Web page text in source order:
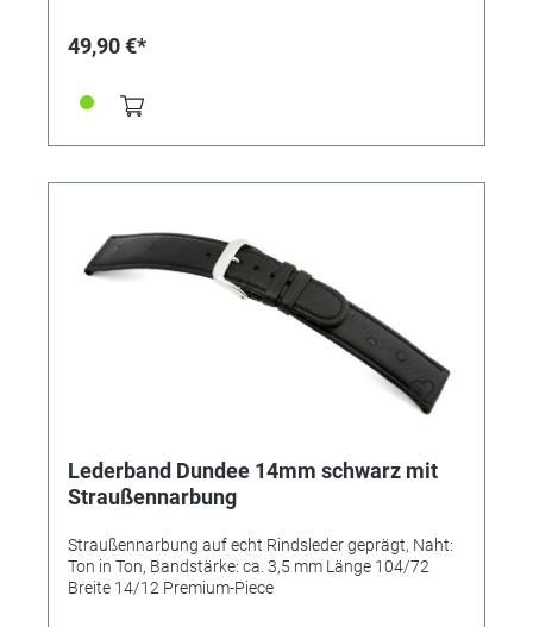
49,90 €*
Lederband Dundee 14mm schwarz mit
Straußennarbung
Straußennarbung auf echt Rindsleder geprägt, Naht:
Ton in Ton, Bandstärke: ca. 3,5 mm Länge 104/72
Breite 14/12 Premium-Piece